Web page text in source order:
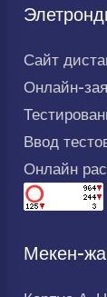
Сайт
Онлайн-
Ввод
Онлайн
Мекен-